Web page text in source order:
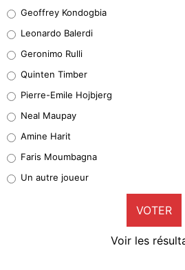
38%
32%
5%
1%
9%
Geoffrey Kondogbia
Leonardo Balerdi
Geronimo Rulli
Quinten Timber
Pierre-Emile Hojbjerg
Neal Maupay
Amine Harit
Faris Moumbagna
Un autre joueur
VOTER
Voir les